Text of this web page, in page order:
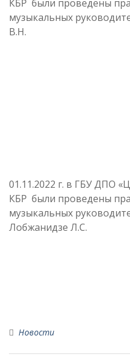
КБР были проведены
музыкальных
В.Н.
01.11.2022 г. в ГБУ ДПО
КБР были проведены
музыкальных
Лобжанидзе Л.С.
Новости